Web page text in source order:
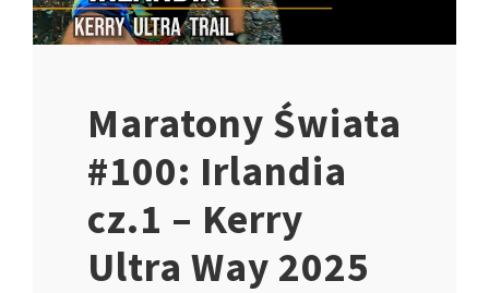
Maratony Świata
#100: Irlandia
cz.1 – Kerry
Ultra Way 2025